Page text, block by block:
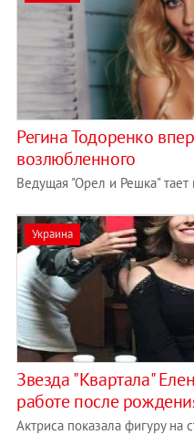
Регина Тодоренко
возлюбленного
Ведущая "Орел и Решка" тает
Украина
Звезда "Квартала"
работе после
Актриса показала фигуру на